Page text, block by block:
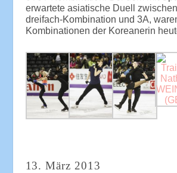
erwartete asiatische Duell
dreifach-Kombination und 3A,
Kombinationen der Koreanerin
13. März 2013